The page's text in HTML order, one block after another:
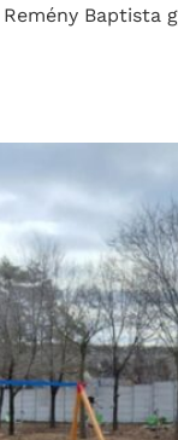
Baptista